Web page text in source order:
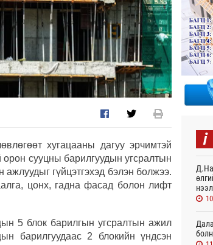
хугацааны дагуу эрчимтэй
сууцны барилгуудын угсралтын
гүйцэтгэхэд бэлэн болжээ.
цонх, гадна фасад болон лифт
5 блок барилгын угсралтын ажил
барилгуудаас 2 блокийн үндсэн
i